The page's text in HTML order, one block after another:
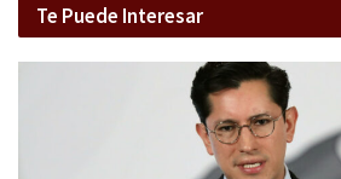
Te Puede Interesar